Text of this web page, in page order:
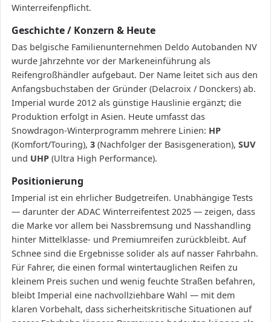
Winterreifenpflicht.
Geschichte / Konzern & Heute
Das belgische Familienunternehmen Deldo Autobanden NV
wurde Jahrzehnte vor der Markeneinführung als
Reifengroßhändler aufgebaut. Der Name leitet sich aus den
Anfangsbuchstaben der Gründer (Delacroix / Donckers) ab.
Imperial wurde 2012 als günstige Hauslinie ergänzt; die
Produktion erfolgt in Asien. Heute umfasst das
Snowdragon-Winterprogramm mehrere Linien: HP
(Komfort/Touring), 3 (Nachfolger der Basisgeneration), SUV
und UHP (Ultra High Performance).
Positionierung
Imperial ist ein ehrlicher Budgetreifen. Unabhängige Tests
— darunter der ADAC Winterreifentest 2025 — zeigen, dass
die Marke vor allem bei Nassbremsung und Nasshandling
hinter Mittelklasse- und Premiumreifen zurückbleibt. Auf
Schnee sind die Ergebnisse solider als auf nasser Fahrbahn.
Für Fahrer, die einen formal wintertauglichen Reifen zu
kleinem Preis suchen und wenig feuchte Straßen befahren,
bleibt Imperial eine nachvollziehbare Wahl — mit dem
klaren Vorbehalt, dass sicherheitskritische Situationen auf